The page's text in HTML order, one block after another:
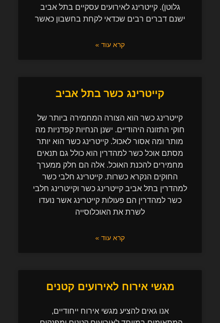
גלוטן). קייטרינג לאירועים עסקיים בתל אביב
ישנם דברים רבים שכדאי לקחת בחשבון כאשר
קרא עוד »
קייטרינג כשר בתל אביב
קייטרינג כשר הוא הצורה המחמירה ביותר של
חוקי התזונה היהודיים. ישנן הנחיות קפדניות מה
מותר ומה אסור לאכול. קייטרינג כשר הוא יותר
מסתם אוכל כשר למהדרין הוא כולל גם תנאים
מחמירים להכנת האוכל. אלה הם חלק ממערך
החוקים הנקרא כשרות. קייטרינג חלבי כשר
למהדרין בתל אביב קייטרינג כשר וקייטרינג חלבי
כשר למהדרין הם פעולות קייטרינג אשר נועדו
לשרת את האוכלוסייה
קרא עוד »
מגשי אירוח לאירועים קטנים
אנו גאים להציע מגשי אירוח ייחודיים,